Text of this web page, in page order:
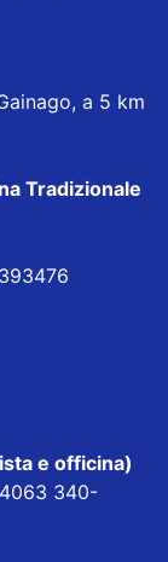
a 5 km
Tradizionale
e officina)
340-